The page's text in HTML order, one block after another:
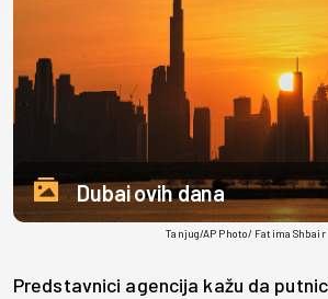
Tanjug/AP Photo/ Fatima Shbair
Dubai ovih dana
Predstavnici agencija kažu da